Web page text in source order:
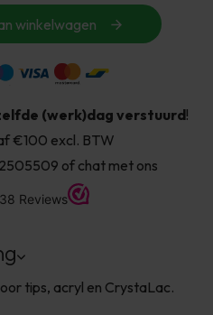
winkelwagen
(werk)dag verstuurd!
€100 excl. BTW
of chat met ons
tips, acryl en CrystaLac.